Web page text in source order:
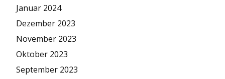
Januar 2024
Dezember 2023
November 2023
Oktober 2023
September 2023